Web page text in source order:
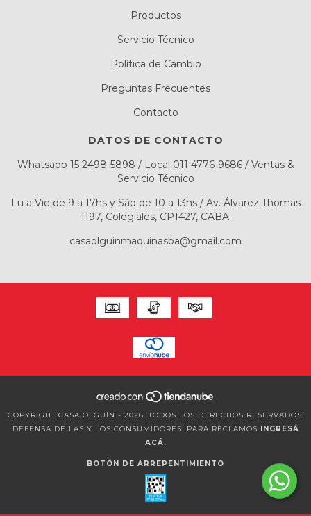
Productos
Servicio Técnico
Política de Cambio
Preguntas Frecuentes
Contacto
DATOS DE CONTACTO
Whatsapp 15 2498-5898 / Local 011 4776-9686 / Ventas &
Servicio Técnico
Lu a Vie de 9 a 17hs y Sáb de 10 a 13hs / Av. Álvarez Thomas
1197, Colegiales, CP1427, CABA.
casaolguinmaquinasba@gmail.com
COPYRIGHT CASA OLGUÍN - 2026. TODOS LOS DERECHOS RESERVADOS.
DEFENSA DE LAS Y LOS CONSUMIDORES. PARA RECLAMOS INGRESÁ
ACÁ.
BOTÓN DE ARREPENTIMIENTO